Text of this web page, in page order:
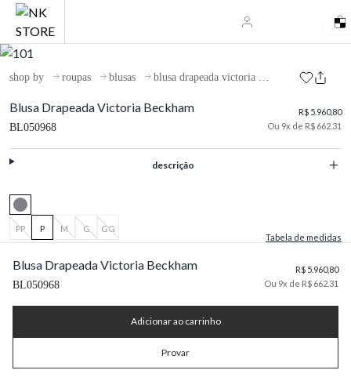
shop by roupas blusas blusa drapeada victoria beckham
Blusa Drapeada Victoria Beckham
BL050968
R$ 5.960,80
Ou 9x de R$ 662.31
descrição
PP P M G
GG
Tabela de medidas
Blusa Drapeada Victoria Beckham
BL050968
R$ 5.960,80
Ou 9x de R$ 662.31
Adicionar ao carrinho
Provar